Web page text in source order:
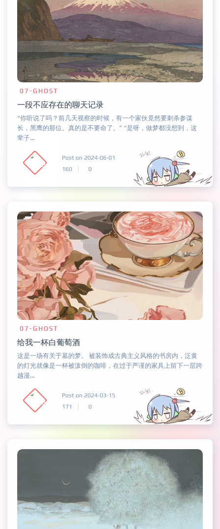
07-GHOST
一段不应存在的聊天记录
“你听说了吗？前几天视察的时候，有一个家伙竟然要刺杀参谋
长，黑鹰的那位。真的是不要命了。” “是呀，做梦都没想到，这
辈子...
Post on 2024-06-01
160
0
07-GHOST
给我一杯白葡萄酒
这是一场有关于墓的梦。 被装饰成古典主义风格的书房内，泛黄
的灯光就像是一杯被泼倒的咖啡，在过于严谨的家具上留下一层跨
越漫...
Post on 2024-03-15
171
0